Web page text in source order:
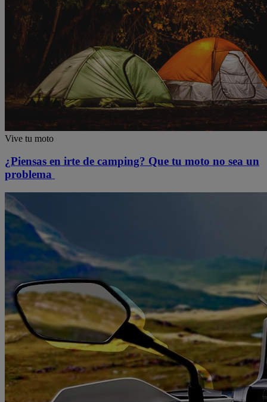
Vive tu moto
¿Piensas en irte de camping? Que tu moto no sea un
problema